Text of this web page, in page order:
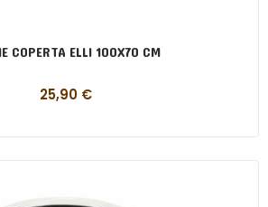
COPERTA ELLI 100X70 CM
25,90 €